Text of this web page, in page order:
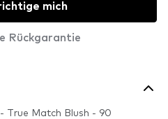
mich
Rückgarantie
True Match Blush - 90